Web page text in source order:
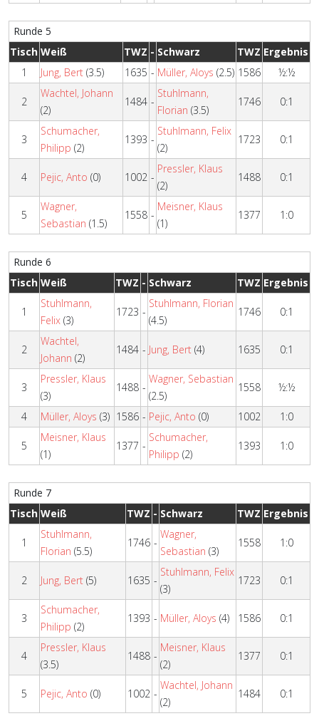
Runde 5
Tisch Weiß TWZ - Schwarz TWZ Ergebnis
1
Jung, Bert (3.5) 1635 - Müller, Aloys (2.5) 1586 ½:½
2
Wachtel, Johann
(2)
1484 -
Stuhlmann,
Florian (3.5)
1746 0:1
3
Schumacher,
Philipp (2)
1393 -
Stuhlmann, Felix
(2)
1723 0:1
4 Pejic, Anto (0) 1002 -
Pressler, Klaus
(2)
1488 0:1
5
Wagner,
Sebastian (1.5)
1558 -
Meisner, Klaus
(1)
1377 1:0
Runde 6
Tisch Weiß TWZ - Schwarz TWZ Ergebnis
1
Stuhlmann,
Felix (3)
1723 -
Stuhlmann, Florian
(4.5)
1746 0:1
2
Wachtel,
Johann (2)
1484 - Jung, Bert (4) 1635 0:1
3
Pressler, Klaus
(3)
1488 -
Wagner, Sebastian
(2.5)
1558 ½:½
4 Müller, Aloys (3) 1586 - Pejic, Anto (0) 1002 1:0
5
Meisner, Klaus
(1)
1377 -
Schumacher,
Philipp (2)
1393 1:0
Runde 7
Tisch Weiß TWZ - Schwarz TWZ Ergebnis
1
Stuhlmann,
Florian (5.5)
1746 -
Wagner,
Sebastian (3)
1558 1:0
2 Jung, Bert (5) 1635 -
Stuhlmann, Felix
(3)
1723 0:1
3
Schumacher,
Philipp (2)
1393 - Müller, Aloys (4) 1586 0:1
4
Pressler, Klaus
(3.5)
1488 -
Meisner, Klaus
(2)
1377 0:1
5 Pejic, Anto (0) 1002 -
Wachtel, Johann
(2)
1484 0:1